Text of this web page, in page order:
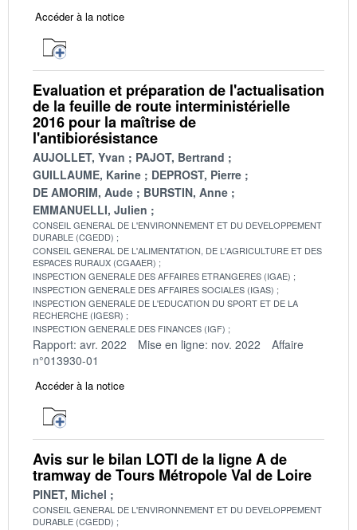
Accéder à la notice
Evaluation et préparation de l'actualisation
de la feuille de route interministérielle
2016 pour la maîtrise de
l'antibiorésistance
AUJOLLET, Yvan
PAJOT, Bertrand
GUILLAUME, Karine
DEPROST, Pierre
DE AMORIM, Aude
BURSTIN, Anne
EMMANUELLI, Julien
CONSEIL GENERAL DE L'ENVIRONNEMENT ET DU DEVELOPPEMENT
DURABLE (CGEDD)
CONSEIL GENERAL DE L'ALIMENTATION, DE L'AGRICULTURE ET DES
ESPACES RURAUX (CGAAER)
INSPECTION GENERALE DES AFFAIRES ETRANGERES (IGAE)
INSPECTION GENERALE DES AFFAIRES SOCIALES (IGAS)
INSPECTION GENERALE DE L'EDUCATION DU SPORT ET DE LA
RECHERCHE (IGESR)
INSPECTION GENERALE DES FINANCES (IGF)
Rapport: avr. 2022 Mise en ligne: nov. 2022
Affaire
n°013930-01
Accéder à la notice
Avis sur le bilan LOTI de la ligne A de
tramway de Tours Métropole Val de Loire
PINET, Michel
CONSEIL GENERAL DE L'ENVIRONNEMENT ET DU DEVELOPPEMENT
DURABLE (CGEDD)